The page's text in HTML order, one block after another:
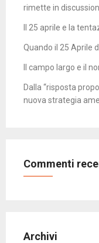
rimette in
Il 25 aprile e la
Quando il 25 Aprile
Il campo largo e il
Dalla “risposta
nuova strategia
Commenti
Archivi